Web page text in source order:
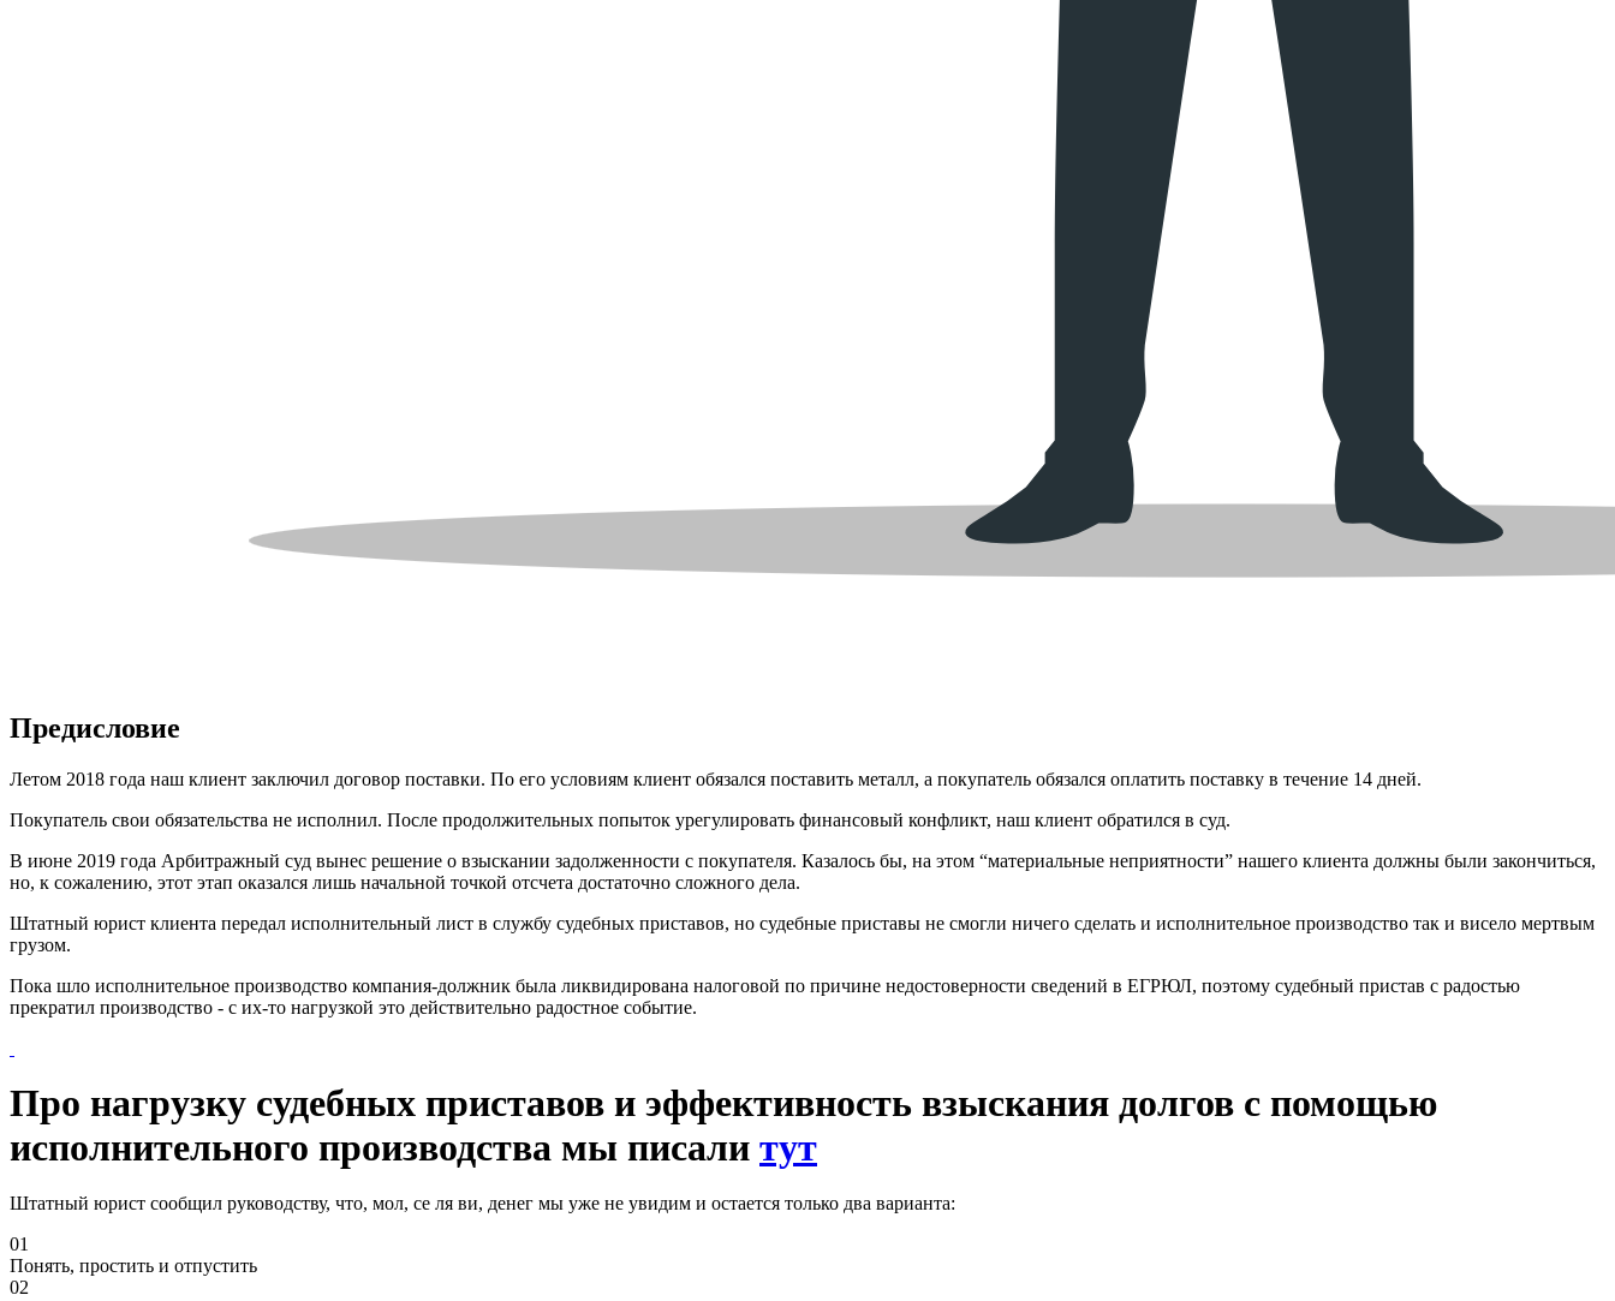
Предисловие
Летом 2018 года наш клиент заключил договор поставки. По его условиям клиент обязался поставить металл, а покупатель обязался оплатить поставку в течение 14 дней.
Покупатель свои обязательства не исполнил. После продолжительных попыток урегулировать финансовый конфликт, наш клиент обратился в суд.
В июне 2019 года Арбитражный суд вынес решение о взыскании задолженности с покупателя. Казалось бы, на этом “материальные неприятности” нашего клиента должны были закончиться,
но, к сожалению, этот этап оказался лишь начальной точкой отсчета достаточно сложного дела.
Штатный юрист клиента передал исполнительный лист в службу судебных приставов, но судебные приставы не смогли ничего сделать и исполнительное производство так и висело мертвым
грузом.
Пока шло исполнительное производство компания-должник была ликвидирована налоговой по причине недостоверности сведений в ЕГРЮЛ, поэтому судебный пристав с радостью
прекратил производство - с их-то нагрузкой это действительно радостное событие.
Про нагрузку судебных приставов и эффективность взыскания долгов с помощью
исполнительного производства мы писали тут
Штатный юрист сообщил руководству, что, мол, се ля ви, денег мы уже не увидим и остается только два варианта:
01
Понять, простить и отпустить
02